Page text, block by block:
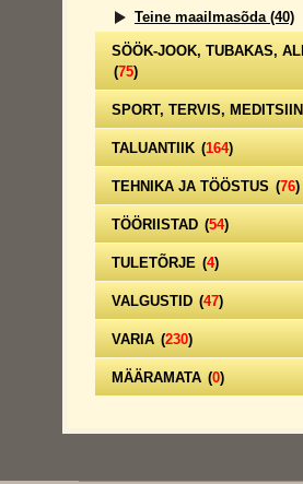
Teine maailmasõda (40)
SÖÖK-JOOK, TUBAKAS,
(75)
SPORT, TERVIS, MEDITSIIN
TALUANTIIK (164)
TEHNIKA JA TÖÖSTUS (76)
TÖÖRIISTAD (54)
TULETÕRJE (4)
VALGUSTID (47)
VARIA (230)
MÄÄRAMATA (0)